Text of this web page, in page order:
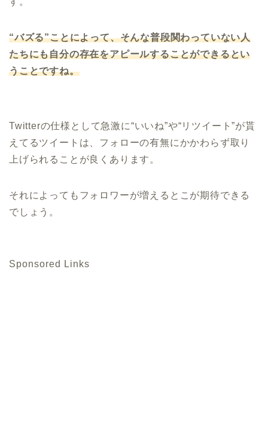
“バズる”ことによって、そんな普段関わっていない人
たちにも自分の存在をアピールすることができるとい
うことですね。
Twitterの仕様として急激に“いいね”や“リツイート”が貰
えてるツイートは、フォローの有無にかかわらず取り
上げられることが良くあります。
それによってもフォロワーが増えるとこが期待できる
でしょう。
Sponsored Links